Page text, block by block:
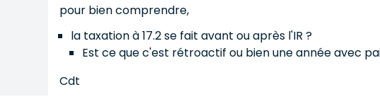
pour bien comprendre,
la taxation à 17.2 se fait avant ou après l'IR ?
Est ce que c'est rétroactif ou bien une année avec
Cdt